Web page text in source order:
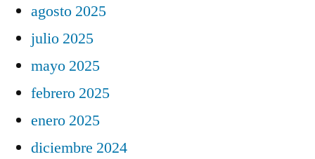
agosto 2025
julio 2025
mayo 2025
febrero 2025
enero 2025
diciembre 2024